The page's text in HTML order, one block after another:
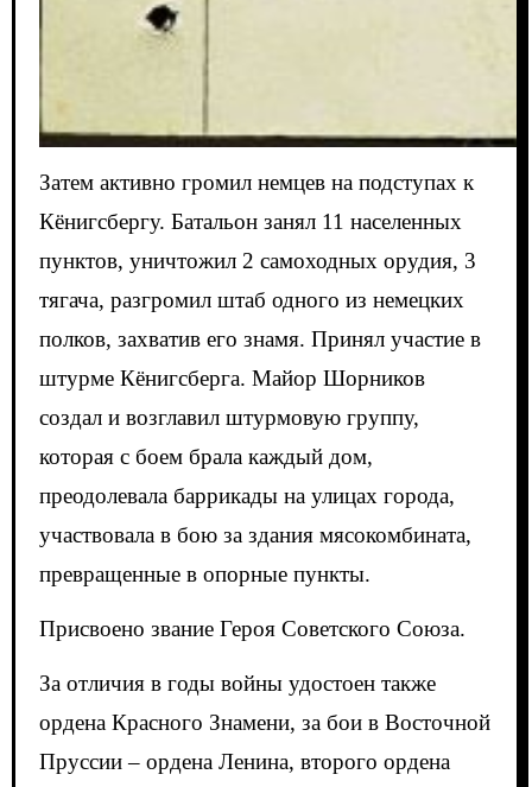
Затем активно громил немцев на подступах к
Кёнигсбергу. Батальон занял 11 населенных
пунктов, уничтожил 2 самоходных орудия, 3
тягача, разгромил штаб одного из немецких
полков, захватив его знамя. Принял участие в
штурме Кёнигсберга. Майор Шорников
создал и возглавил штурмовую группу,
которая с боем брала каждый дом,
преодолевала баррикады на улицах города,
участвовала в бою за здания мясокомбината,
превращенные в опорные пункты.
Присвоено звание Героя Советского Союза.
За отличия в годы войны удостоен также
ордена Красного Знамени, за бои в Восточной
Пруссии – ордена Ленина, второго ордена